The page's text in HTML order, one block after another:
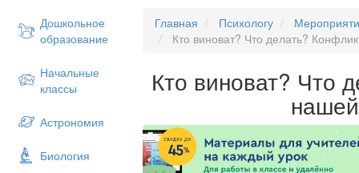
Дошкольное
образование
Начальные
классы
Астрономия
Биология
Главная Психологу
Кто виноват? Что делать?
Кто виноват? Что